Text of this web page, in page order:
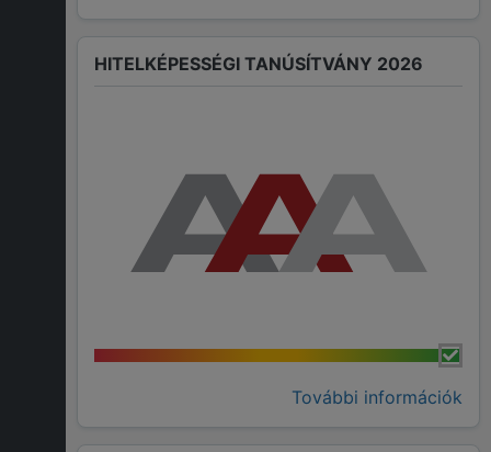
HITELKÉPESSÉGI TANÚSÍTVÁNY 2026
További információk